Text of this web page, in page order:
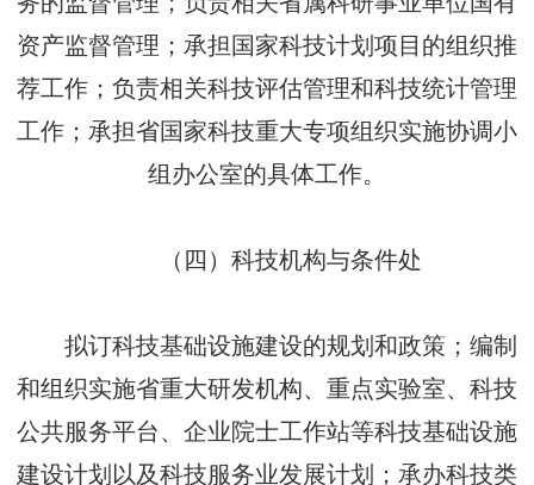
资产监督管理；承担国家科技计划项目的组织推
荐工作；负责相关科技评估管理和科技统计管理
工作；承担省国家科技重大专项组织实施协调小
组办公室的具体工作。
（四）科技机构与条件处
拟订科技基础设施建设的规划和政策；编制
和组织实施省重大研发机构、重点实验室、科技
公共服务平台、企业院士工作站等科技基础设施
建设计划以及科技服务业发展计划；承办科技类